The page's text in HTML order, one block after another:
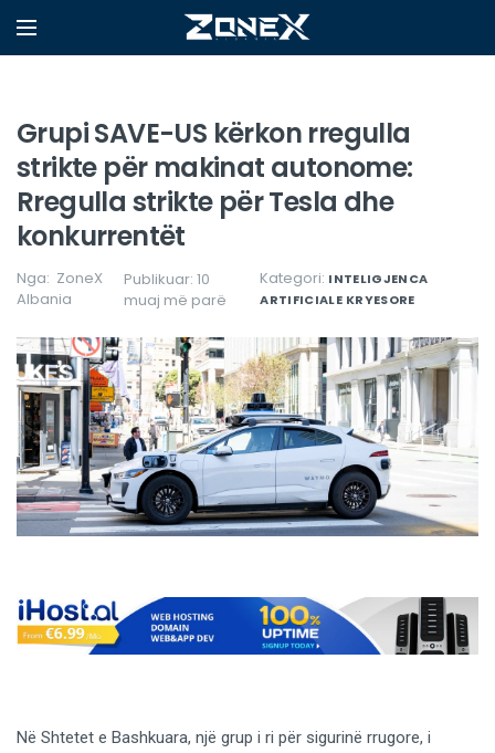
Grupi SAVE-US kërkon rregulla
strikte për makinat autonome:
Rregulla strikte për Tesla dhe
konkurrentët
Nga: ZoneX
Albania
Publikuar: 10
muaj më parë
Kategori: INTELIGJENCA
ARTIFICIALE KRYESORE
Në Shtetet e Bashkuara, një grup i ri për sigurinë rrugore, i